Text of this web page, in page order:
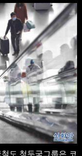
오피니언
도 청두국그룹은 코